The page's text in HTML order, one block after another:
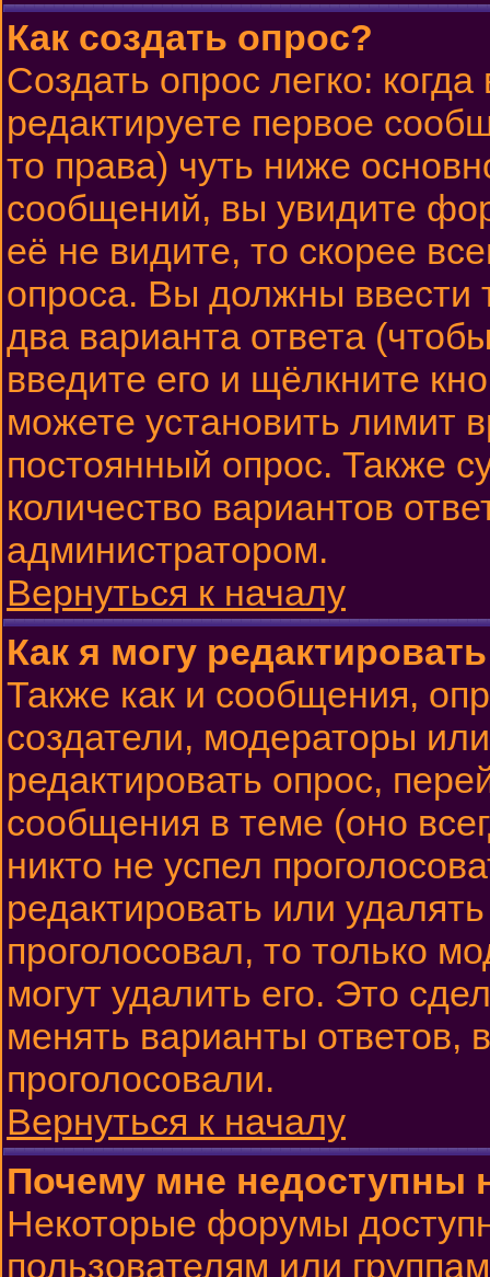
Как создать опрос?
Создать опрос легко:
редактируете первое
то права) чуть ниже
сообщений, вы увидите
её не видите, то скорее
опроса. Вы должны ввести
два варианта ответа
введите его и щёлкните
можете установить лимит
постоянный опрос. Также
количество вариантов
администратором.
Вернуться к началу
Как я могу
Также как и сообщения,
создатели, модераторы
редактировать опрос,
сообщения в теме (оно
никто не успел
редактировать или
проголосовал, то только
могут удалить его. Это
менять варианты ответов,
проголосовали.
Вернуться к началу
Почему мне
Некоторые форумы
пользователям или